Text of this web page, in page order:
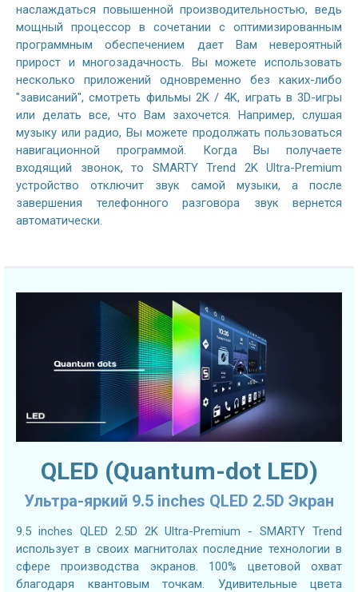
наслаждаться повышенной производительностью, ведь
мощный процессор в сочетании с оптимизированным
программным обеспечением дает Вам невероятный
прирост и многозадачность. Вы можете использовать
несколько приложений одновременно без каких-либо
"зависаний", смотреть фильмы 2K / 4K, играть в 3D-игры
или делать все, что Вам захочется. Например, слушая
музыку или радио, Вы можете продолжать пользоваться
навигационной программой. Когда Вы получаете
входящий звонок, то SMARTY Trend 2K Ultra-Premium
устройство отключит звук самой музыки, а после
завершения телефонного разговора звук вернется
автоматически.
QLED (Quantum-dot LED)
Ультра-яркий 9.5 inches QLED 2.5D Экран
9.5 inches QLED 2.5D 2K Ultra-Premium - SMARTY Trend
использует в своих магнитолах последние технологии в
сфере производства экранов. 100% цветовой охват
благодаря квантовым точкам. Удивительные цвета